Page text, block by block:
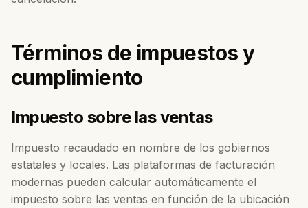
Términos de impuestos y
cumplimiento
Impuesto sobre las ventas
Impuesto recaudado en nombre de los gobiernos
estatales y locales. Las plataformas de facturación
modernas pueden calcular automáticamente el
impuesto sobre las ventas en función de la ubicación